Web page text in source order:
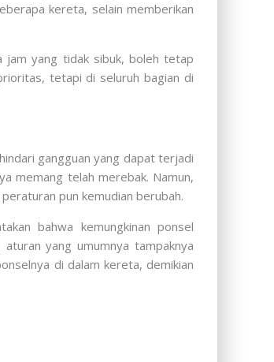
kereta, selain memberikan
jam yang tidak sibuk, boleh tetap
tetapi di seluruh bagian di
gangguan yang dapat terjadi
memang telah merebak. Namun,
pun kemudian berubah.
bahwa kemungkinan ponsel
yang umumnya tampaknya
di dalam kereta, demikian